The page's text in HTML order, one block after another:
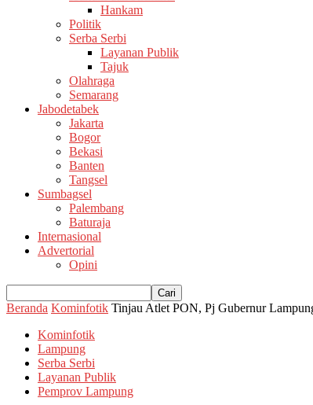
Hankam
Politik
Serba Serbi
Layanan Publik
Tajuk
Olahraga
Semarang
Jabodetabek
Jakarta
Bogor
Bekasi
Banten
Tangsel
Sumbagsel
Palembang
Baturaja
Internasional
Advertorial
Opini
Beranda Kominfotik Tinjau Atlet PON, Pj Gubernur
Kominfotik
Lampung
Serba Serbi
Layanan Publik
Pemprov Lampung